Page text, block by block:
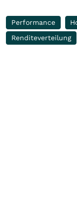
Performance
Renditeverteilung